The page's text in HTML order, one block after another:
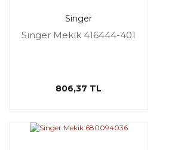
Singer
Singer Mekik 416444-401
806,37 TL